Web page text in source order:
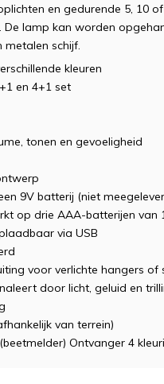
en gedurende 5, 10
lamp kan worden
metalen schijf.
kleuren
en 4+1 set
tonen en gevoeligheid
9V batterij (niet
op drie AAA-batterijen van
via USB
voor verlichte hangers of
door licht, geluid en
van terrein)
Ontvanger 4